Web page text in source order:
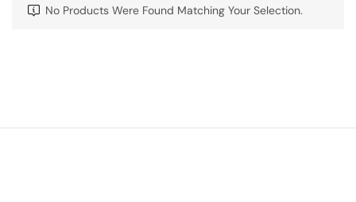
No Products Were Found Matching Your Selection.